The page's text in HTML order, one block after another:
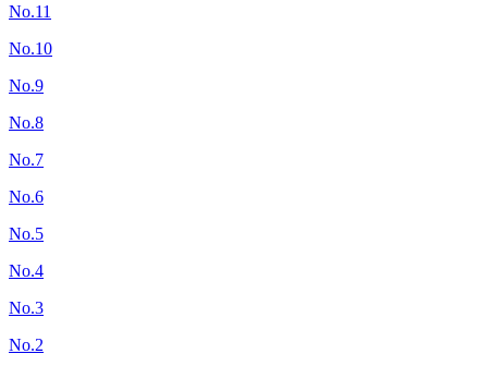
No.11
No.10
No.9
No.8
No.7
No.6
No.5
No.4
No.3
No.2